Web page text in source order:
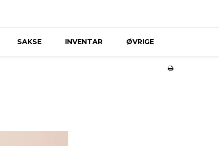
SAKSE INVENTAR ØVRIGE